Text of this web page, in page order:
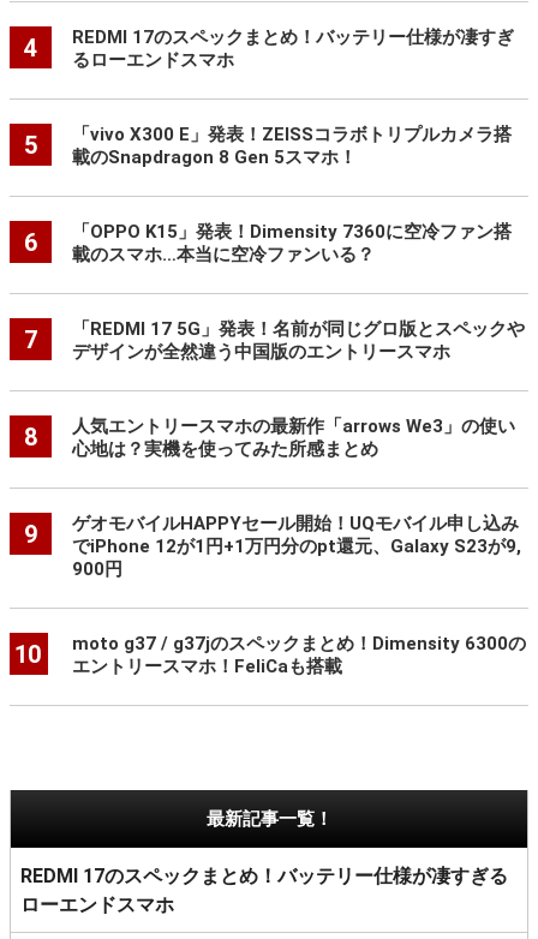
4
REDMI 17のスペックまとめ！バッテリー仕様が凄すぎ
るローエンドスマホ
5
「vivo X300 E」発表！ZEISSコラボトリプルカメラ搭
載のSnapdragon 8 Gen 5スマホ！
6
「OPPO K15」発表！Dimensity 7360に空冷ファン搭
載のスマホ…本当に空冷ファンいる？
7
「REDMI 17 5G」発表！名前が同じグロ版とスペックや
デザインが全然違う中国版のエントリースマホ
8
人気エントリースマホの最新作「arrows We3」の使い
心地は？実機を使ってみた所感まとめ
9
ゲオモバイルHAPPYセール開始！UQモバイル申し込み
でiPhone 12が1円+1万円分のpt還元、Galaxy S23が9,
900円
10
moto g37 / g37jのスペックまとめ！Dimensity 6300の
エントリースマホ！FeliCaも搭載
最新記事一覧！
REDMI 17のスペックまとめ！バッテリー仕様が凄すぎる
ローエンドスマホ